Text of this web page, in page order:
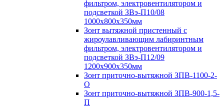
фильтром, электровентилятором и
подсветкой ЗВэ-П10/08
1000х800х350мм
Зонт вытяжной пристенный с
жироулавливающим лабиринтным
фильтром, электровентилятором и
подсветкой ЗВэ-П12/09
1200х900х350мм
Зонт приточно-вытяжной ЗПВ-1100-2-
О
Зонт приточно-вытяжной ЗПВ-900-1,5-
П